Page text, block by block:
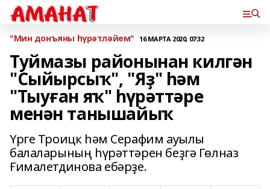
"Мин донъяны һүрәтләйем" 16 МАРТА 2020, 07:32
Туймазы районынан килгән
"Сыйырсыҡ", "Яҙ" һәм
"Тыуған яҡ" һүрәттәре
менән танышайыҡ
Үрге Троицк һәм Серафим ауылы
балаларының һүрәттәрен беҙгә Гөлназ
Ғималетдинова ебәрҙе.